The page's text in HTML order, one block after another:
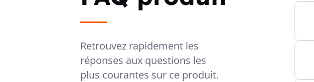
Retrouvez rapidement les
réponses aux questions les
plus courantes sur ce produit.